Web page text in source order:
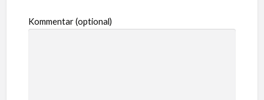
Kommentar (optional)